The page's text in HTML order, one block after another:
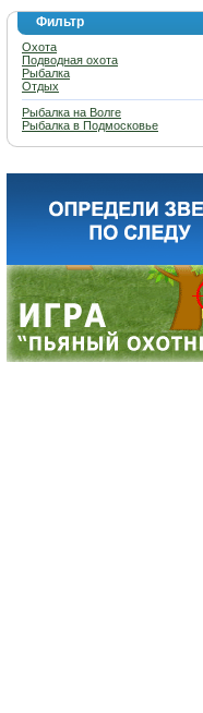
Фильтр
Охота
Подводная охота
Рыбалка
Отдых
Рыбалка на Волге
Рыбалка в Подмосковье